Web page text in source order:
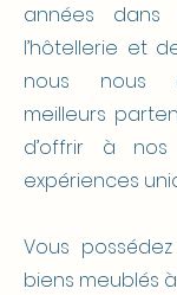
années
l’hôtellerie et
nous nous
meilleurs
d’offrir à
expériences
Vous
biens meublés